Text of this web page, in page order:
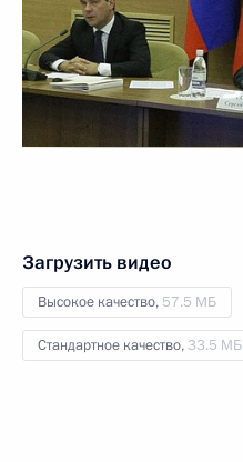
Загрузить видео
Высокое качество, 57.5 МБ
Стандартное качество, 33.5 МБ